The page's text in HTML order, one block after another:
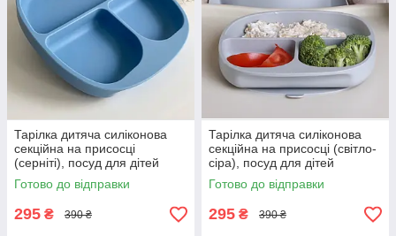
Тарілка дитяча силіконова
секційна на присосці
(серніті), посуд для дітей
силіконовий
Готово до відправки
295 ₴ 390 ₴
Тарілка дитяча силіконова
секційна на присосці (світло-
сіра), посуд для дітей
силіконовий
Готово до відправки
295 ₴ 390 ₴